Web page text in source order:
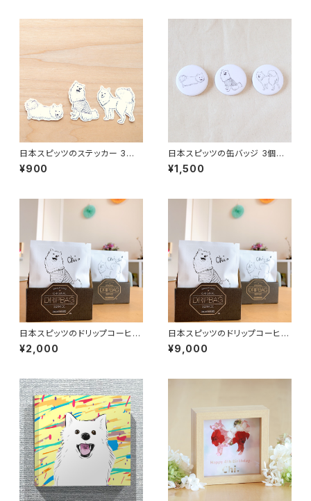
日本スピッツのステッカー 3枚
セット【通常購入はこちらから】
¥900
日本スピッツの缶バッジ 3個セッ
ト 44mm
¥1,500
日本スピッツのドリップコーヒー
5パックセット
¥2,000
日本スピッツのドリップコーヒー
1箱セット（25個入）
¥9,000